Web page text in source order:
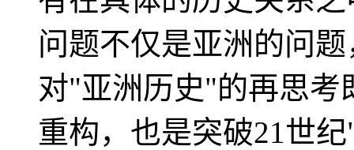
问题不仅是亚洲的问
对"亚洲历史"的再思考
重构，也是突破21世